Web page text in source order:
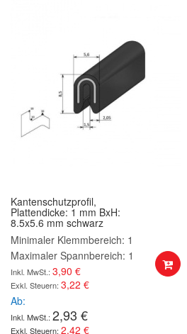
Kantenschutzprofil,
Plattendicke: 1 mm BxH:
8.5x5.6 mm schwarz
Minimaler Klemmbereich: 1
Maximaler Spannbereich: 1
3,90 €
3,22 €
Ab
2,93 €
2,42 €